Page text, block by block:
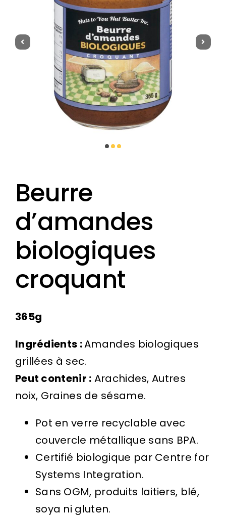
Recettes
Où nous trouver
Beurre
d’amandes
biologiques
croquant
365g
Ingrédients :Amandes biologiques
grillées à sec.
Peut contenir : Arachides, Autres
noix, Graines de sésame.
Pot en verre recyclable avec
couvercle métallique sans BPA.
Certifié biologique par Centre for
Systems Integration.
Sans OGM, produits laitiers, blé,
soya ni gluten.